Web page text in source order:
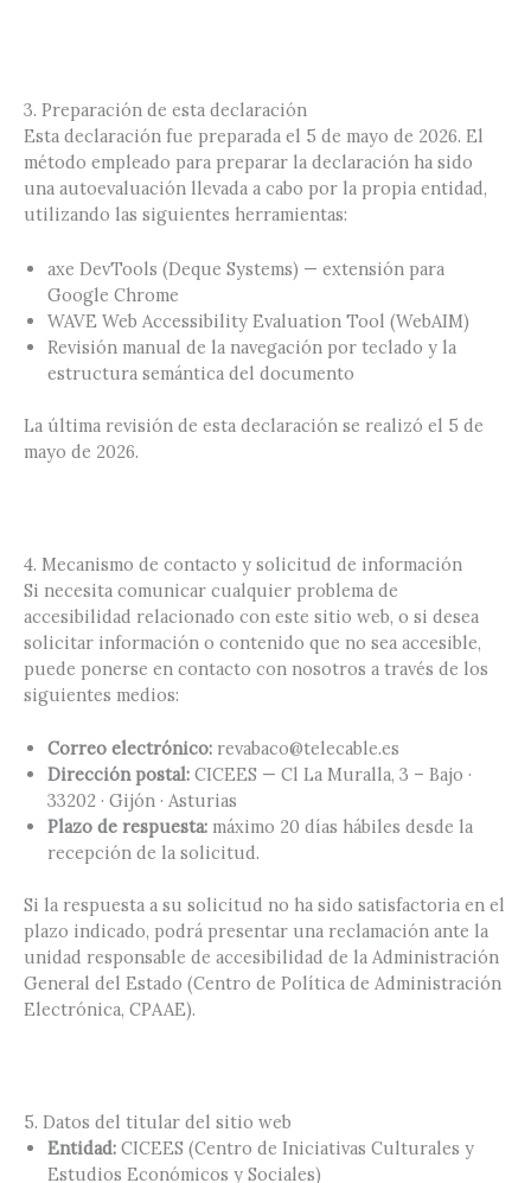
3. Preparación de esta declaración
Esta declaración fue preparada el 5 de mayo de 2026. El
método empleado para preparar la declaración ha sido
una autoevaluación llevada a cabo por la propia entidad,
utilizando las siguientes herramientas:
axe DevTools (Deque Systems) — extensión para
Google Chrome
WAVE Web Accessibility Evaluation Tool (WebAIM)
Revisión manual de la navegación por teclado y la
estructura semántica del documento
La última revisión de esta declaración se realizó el 5 de
mayo de 2026.
4. Mecanismo de contacto y solicitud de información
Si necesita comunicar cualquier problema de
accesibilidad relacionado con este sitio web, o si desea
solicitar información o contenido que no sea accesible,
puede ponerse en contacto con nosotros a través de los
siguientes medios:
Correo electrónico: revabaco@telecable.es
Dirección postal: CICEES — Cl La Muralla, 3 – Bajo ·
33202 · Gijón · Asturias
Plazo de respuesta: máximo 20 días hábiles desde la
recepción de la solicitud.
Si la respuesta a su solicitud no ha sido satisfactoria en el
plazo indicado, podrá presentar una reclamación ante la
unidad responsable de accesibilidad de la Administración
General del Estado (Centro de Política de Administración
Electrónica, CPAAE).
5. Datos del titular del sitio web
Entidad: CICEES (Centro de Iniciativas Culturales y
Estudios Económicos y Sociales)